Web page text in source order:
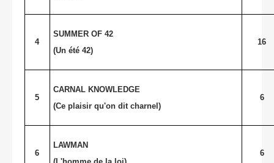
4
SUMMER OF 42
(Un été 42)
16
5
CARNAL KNOWLEDGE
(Ce plaisir qu'on dit charnel)
6
6
LAWMAN
6